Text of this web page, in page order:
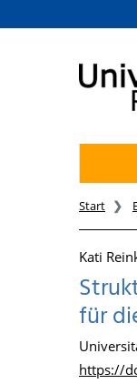
zum Inhalt
Start
Kati
für
https://